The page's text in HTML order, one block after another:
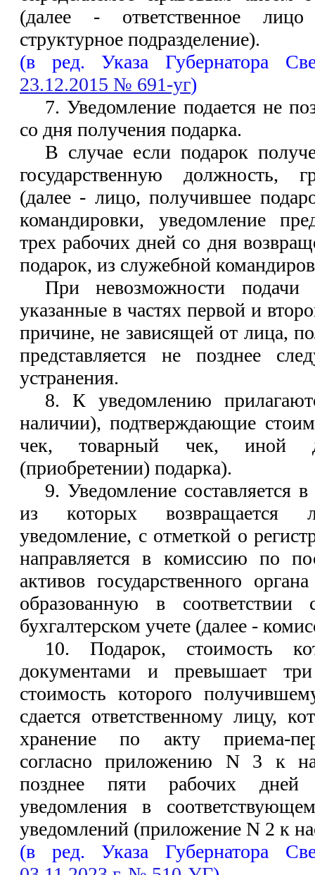
(далее - ответственное
структурное подразделение).
(в ред. Указа Губернатора
23.12.2015 № 691-уг)
7. Уведомление подается не
со дня получения подарка.
В случае если подарок
государственную должность,
(далее - лицо, получившее
командировки, уведомление
трех рабочих дней со дня
подарок, из служебной
При невозможности подачи
указанные в частях первой и
причине, не зависящей от лица,
представляется не позднее
устранения.
8. К уведомлению
наличии), подтверждающие
чек, товарный чек, иной
(приобретении) подарка).
9. Уведомление составляется
из которых возвращается
уведомление, с отметкой о
направляется в комиссию по
активов государственного
образованную в соответствии
бухгалтерском учете (далее -
10. Подарок, стоимость
документами и превышает
стоимость которого
сдается ответственному лицу,
хранение по акту приема-
согласно приложению N 3 к
позднее пяти рабочих дней
уведомления в
уведомлений (приложение N 2 к
(в ред. Указа Губернатора